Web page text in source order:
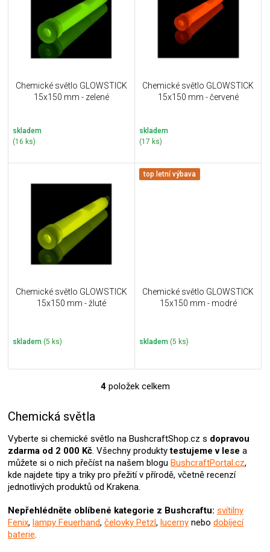
Chemické světlo GLOWSTICK
15x150 mm - zelené
skladem
(16 ks)
Chemické světlo GLOWSTICK
15x150 mm - červené
skladem
(17 ks)
Chemické světlo GLOWSTICK
15x150 mm - žluté
skladem (5 ks)
top letní výbava
Chemické světlo GLOWSTICK
15x150 mm - modré
skladem (5 ks)
O
d
a
c
í
p
r
k
y
4položek celkem
Chemická světla
Vyberte si chemické světlo na BushcraftShop.cz s dopravou
zdarma od 2 000 Kč. Všechny produktytestujeme v lese a
můžete si o nich přečíst na našem blogu BushcraftPortal.cz,
kde najdete tipy a triky pro přežití v přírodě, včetně recenzí
jednotlivých produktů od Krakena.
Nepřehlédněte oblíbené kategorie z Bushcraftu: svítilny
Fenix, lampy Feuerhand, čelovky Petzl, lucerny nebo dobíjecí
baterie.